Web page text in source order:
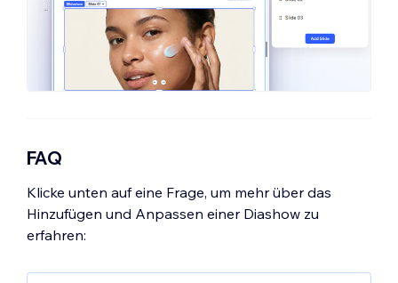
Klicke aufZurück.
Ziehe denLaufzeit-Slider, um
anzupassen, wie lange die Animation
abgespielt wird.
FAQ
Klicke unten auf eine Frage, um mehr über das
Hinzufügen und Anpassen einer Diashow zu
erfahren: